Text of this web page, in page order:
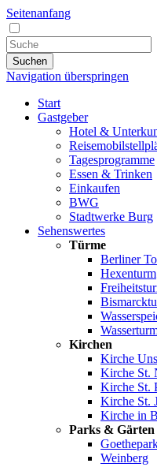
Seitenanfang
Suchen
Navigation überspringen
Start
Gastgeber
Hotel &
Tagesprogramme
Essen & Trinken
Einkaufen
BWG
Stadtwerke Burg
Sehenswertes
Türme
Berliner
Hexenturm
Kirchen
Kirche
Kirche St.
Kirche St.
Kirche St.
Kirche in
Parks & Gärten
Weinberg